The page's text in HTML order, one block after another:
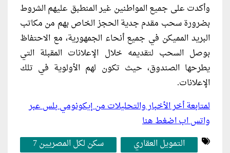
وأكدت على جميع المواطنين غير المنطبق عليهم الشروط
بضرورة سحب مقدم جدية الحجز الخاص بهم من مكاتب
البريد المميكن في جميع أنحاء الجمهورية، مع الاحتفاظ
بوصل السحب لتقديمه خلال الإعلانات المقبلة التي
يطرحها الصندوق، حيث تكون لهم الأولوية في تلك
الإعلانات.
لمتابعة أخر الأخبار والتحليلات من إيكونومي بلس عبر
واتس اب اضغط هنا
التمويل العقاري
سكن لكل المصريين 7